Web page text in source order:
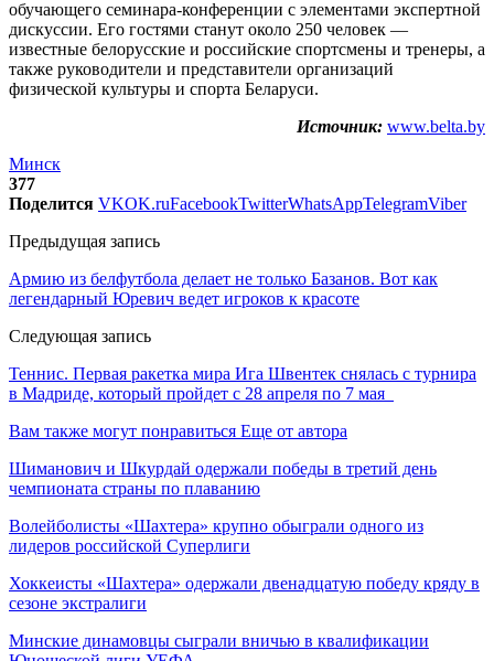
обучающего семинара-конференции с элементами экспертной
дискуссии. Его гостями станут около 250 человек —
известные белорусские и российские спортсмены и тренеры, а
также руководители и представители организаций
физической культуры и спорта Беларуси.
Источник: www.belta.by
Минск
377
Поделится VKOK.ruFacebookTwitterWhatsAppTelegramViber
Предыдущая запись
Армию из белфутбола делает не только Базанов. Вот как
легендарный Юревич ведет игроков к красоте
Следующая запись
Теннис. Первая ракетка мира Ига Швентек снялась с турнира
в Мадриде, который пройдет c 28 апреля по 7 мая
Вам также могут понравиться Еще от автора
Шиманович и Шкурдай одержали победы в третий день
чемпионата страны по плаванию
Волейболисты «Шахтера» крупно обыграли одного из
лидеров российской Суперлиги
Хоккеисты «Шахтера» одержали двенадцатую победу кряду в
сезоне экстралиги
Минские динамовцы сыграли вничью в квалификации